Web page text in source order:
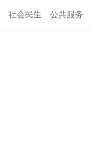
社会民生 公共服务